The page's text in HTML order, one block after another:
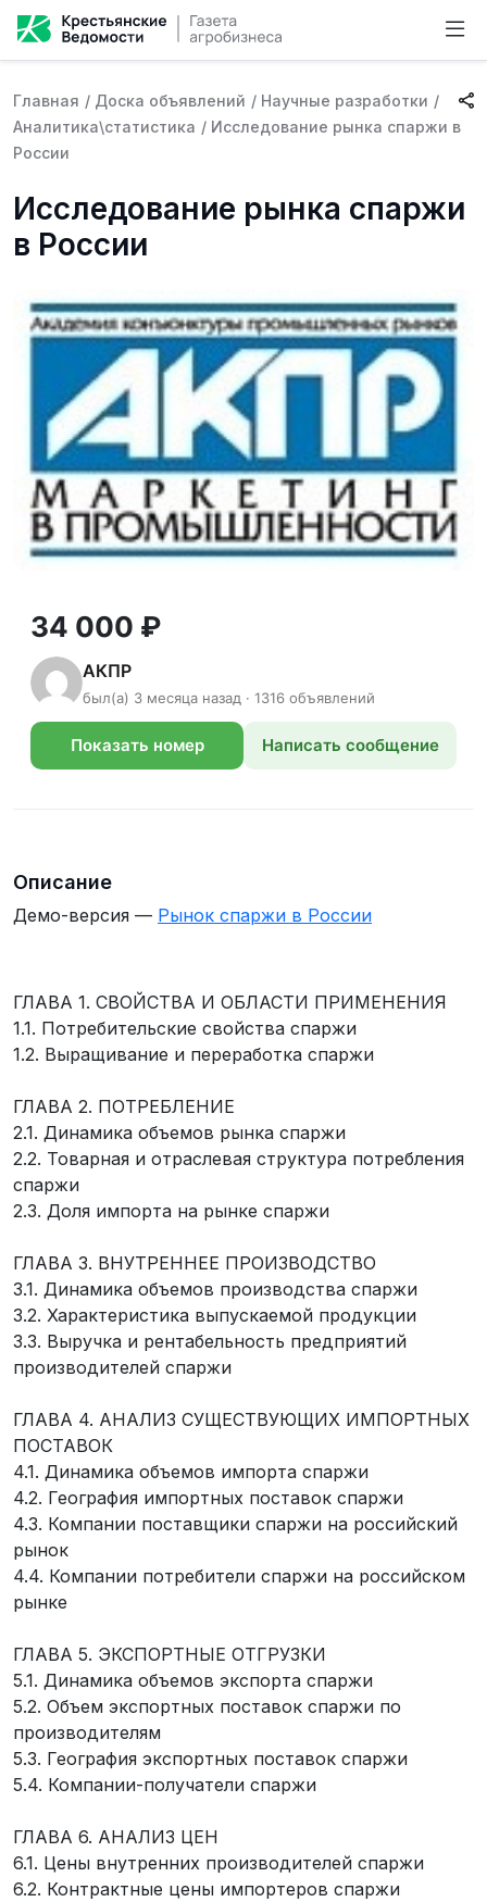
Главная / Доска объявлений / Научные разработки /
Аналитика\статистика / Исследование рынка спаржи в
России
Исследование рынка спаржи
в России
34 000 ₽
АКПР
был(а) 3 месяца назад · 1316 объявлений
Показать номер Написать сообщение
Описание
Демо-версия — Рынок спаржи в России
ГЛАВА 1. СВОЙСТВА И ОБЛАСТИ ПРИМЕНЕНИЯ
1.1. Потребительские свойства спаржи
1.2. Выращивание и переработка спаржи
ГЛАВА 2. ПОТРЕБЛЕНИЕ
2.1. Динамика объемов рынка спаржи
2.2. Товарная и отраслевая структура потребления
спаржи
2.3. Доля импорта на рынке спаржи
ГЛАВА 3. ВНУТРЕННЕЕ ПРОИЗВОДСТВО
3.1. Динамика объемов производства спаржи
3.2. Характеристика выпускаемой продукции
3.3. Выручка и рентабельность предприятий
производителей спаржи
ГЛАВА 4. АНАЛИЗ СУЩЕСТВУЮЩИХ ИМПОРТНЫХ
ПОСТАВОК
4.1. Динамика объемов импорта спаржи
4.2. География импортных поставок спаржи
4.3. Компании поставщики спаржи на российский
рынок
4.4. Компании потребители спаржи на российском
рынке
ГЛАВА 5. ЭКСПОРТНЫЕ ОТГРУЗКИ
5.1. Динамика объемов экспорта спаржи
5.2. Объем экспортных поставок спаржи по
производителям
5.3. География экспортных поставок спаржи
5.4. Компании-получатели спаржи
ГЛАВА 6. АНАЛИЗ ЦЕН
6.1. Цены внутренних производителей спаржи
6.2. Контрактные цены импортеров спаржи